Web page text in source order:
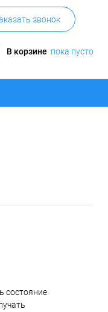
звонок
В корзине пока пусто
состояние